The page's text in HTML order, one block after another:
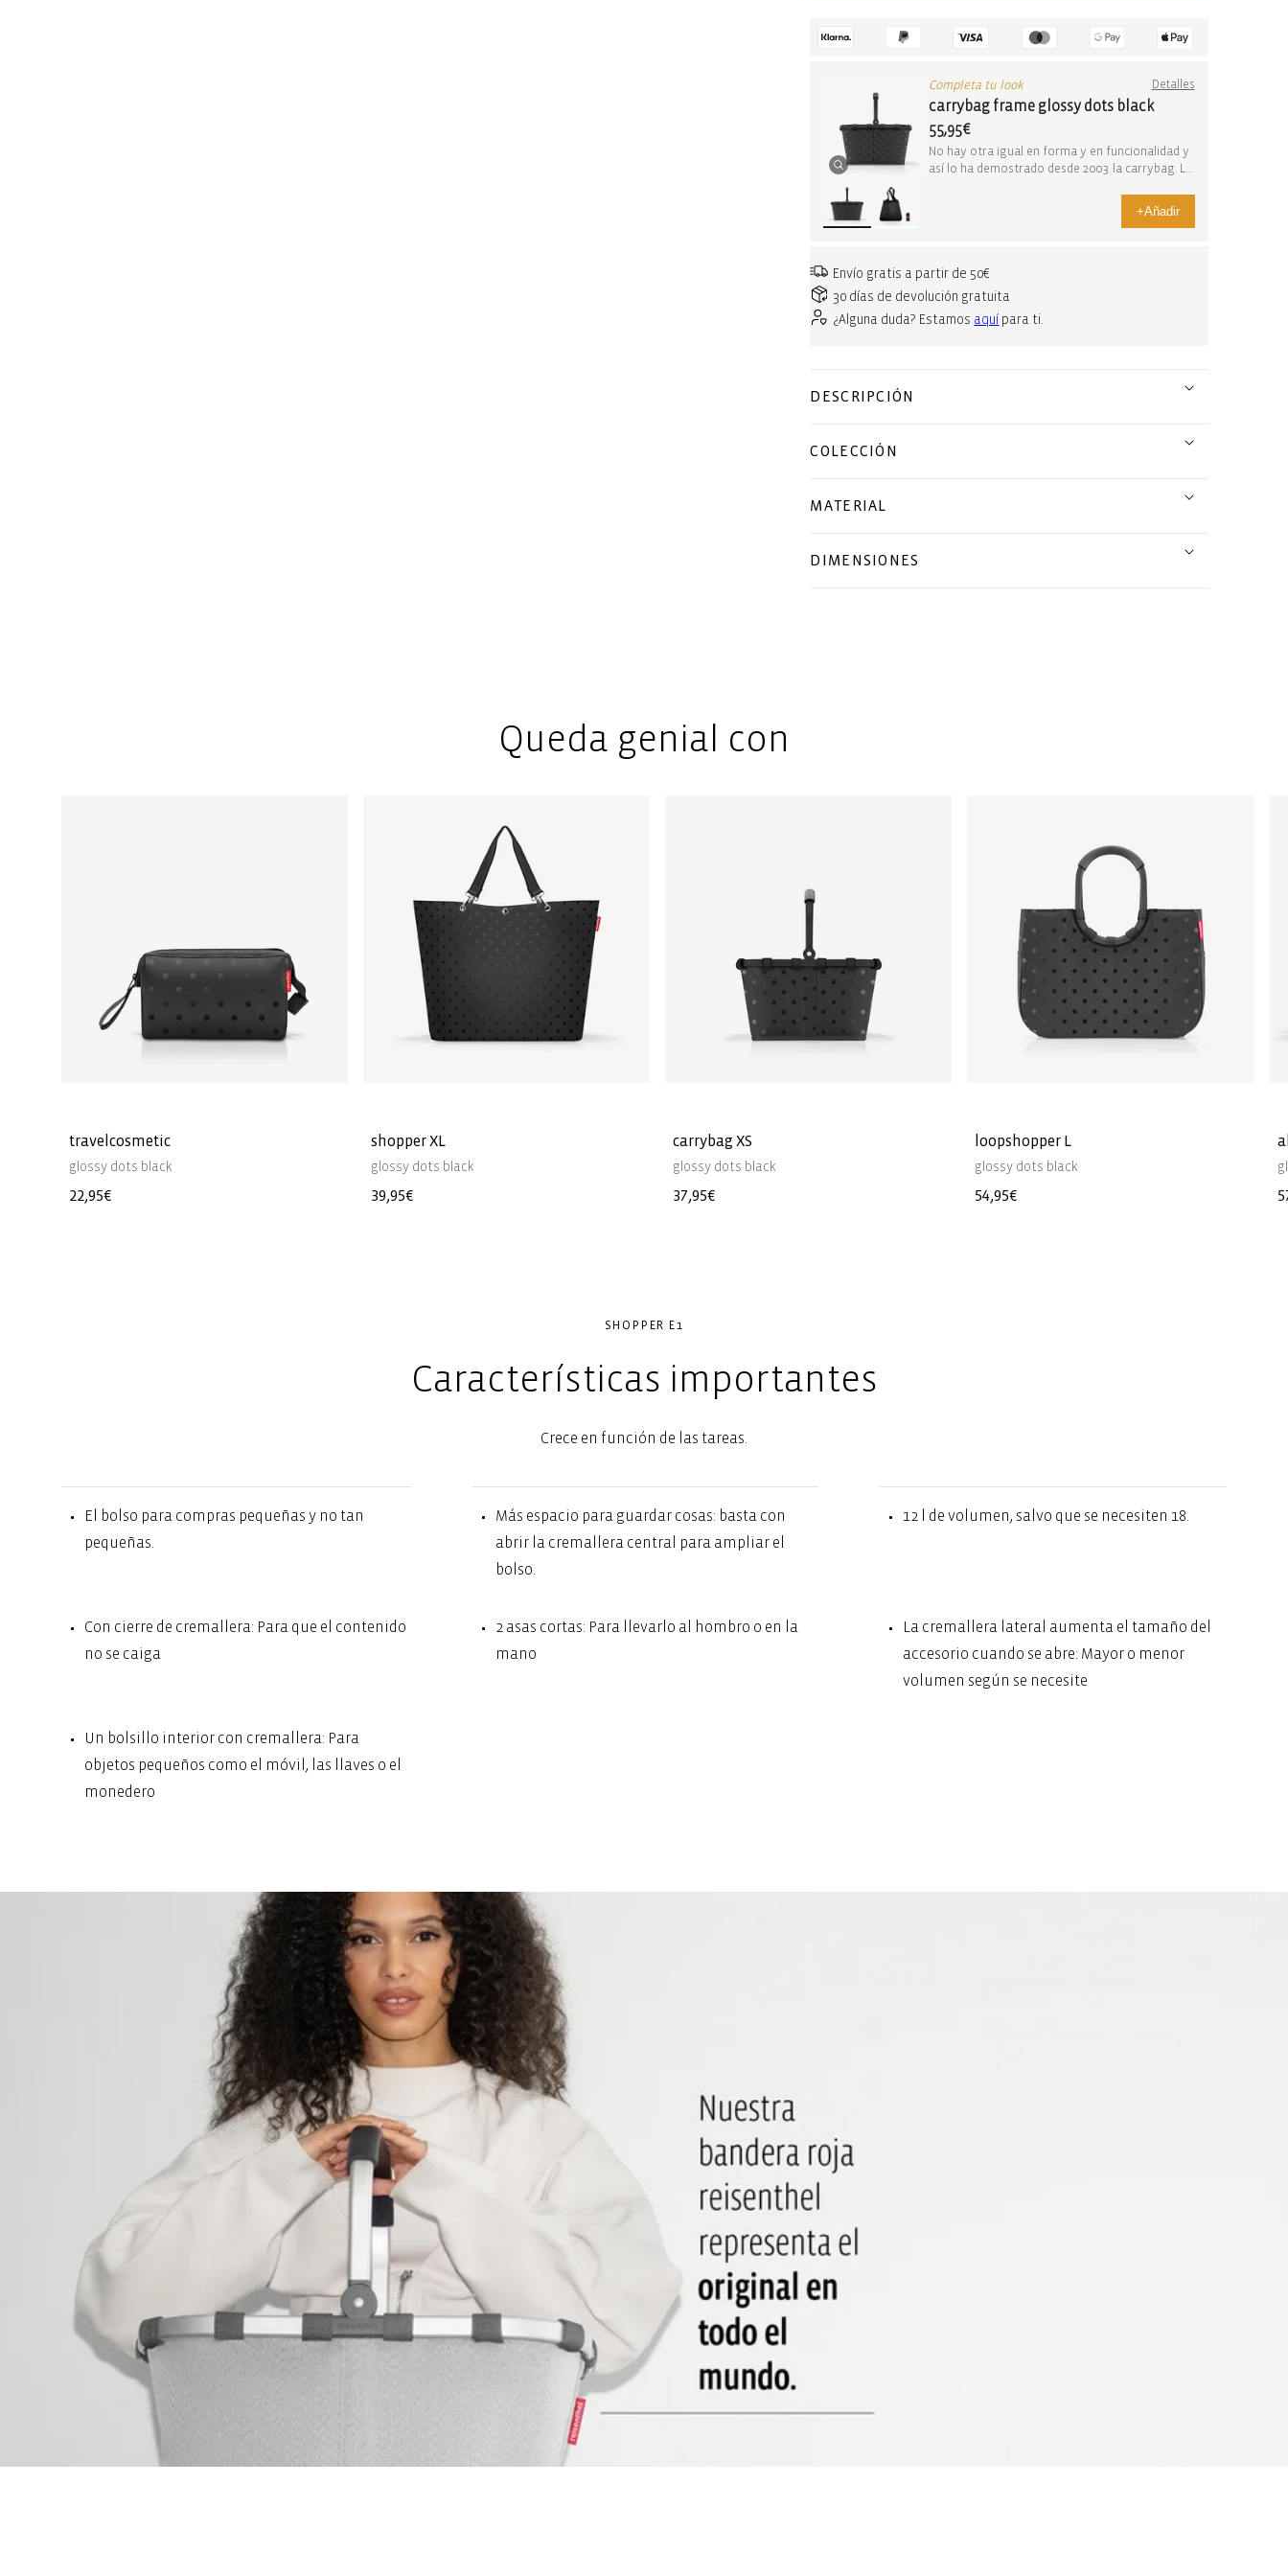
Completa tu look Detalles
carrybag frame glossy dots black
55,95€
No hay otra igual en forma y en funcionalidad y
así lo ha demostrado desde 2003 la carrybag. La
+Añadir
Envío gratis a partir de 50€
30 días de devolución gratuita
¿Alguna duda? Estamos aquí para ti.
DESCRIPCIÓN
COLECCIÓN
MATERIAL
DIMENSIONES
Queda genial con
travelcosmetic
glossy dots black
Precio
22,95€
shopper XL
glossy dots black
Precio
39,95€
carrybag XS
glossy dots black
Precio
37,95€
loopshopper L
glossy dots black
Precio
54,95€
SHOPPER E1
Características importantes
Crece en función de las tareas.
El bolso para compras pequeñas y no tan
pequeñas.
Más espacio para guardar cosas: basta con
abrir la cremallera central para ampliar el
bolso.
12 l de volumen, salvo que se necesiten 18.
Con cierre de cremallera: Para que el contenido
no se caiga
2 asas cortas: Para llevarlo al hombro o en la
mano
La cremallera lateral aumenta el tamaño del
accesorio cuando se abre: Mayor o menor
volumen según se necesite
Un bolsillo interior con cremallera: Para
objetos pequeños como el móvil, las llaves o el
monedero